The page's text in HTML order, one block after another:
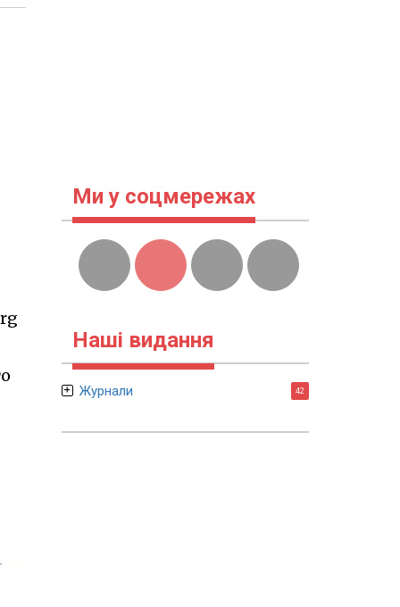
Ми у соцмережах
Наші видання
Журнали 42